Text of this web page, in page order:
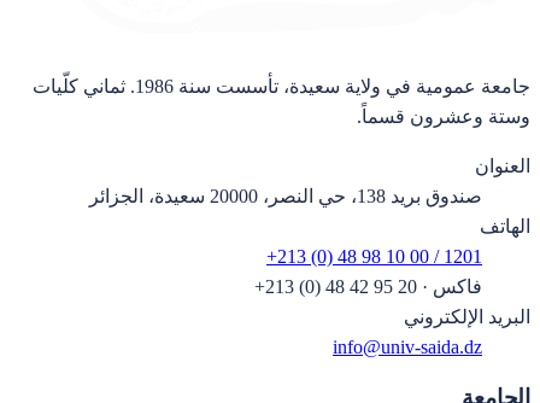
جامعة عمومية في ولاية سعيدة، تأسست سنة 1986. ثماني كلّيات
وستة وعشرون قسماً.
العنوان
صندوق بريد 138، حي النصر، 20000 سعيدة، الجزائر
الهاتف
+213 (0) 48 98 10 00 / 1201
فاكس ·
+213 (0) 48 42 95 20
البريد الإلكتروني
info@univ-saida.dz
الجامعة